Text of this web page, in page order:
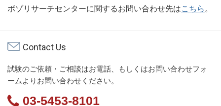
ボゾリサーチセンターに関するお問い合わせ先はこちら 。
Contact Us
試験のご依頼・ご相談はお電話、もしくはお問い合わせフォ
ームよりお問い合わせください。
03-5453-8101